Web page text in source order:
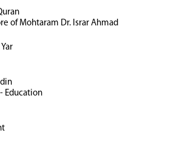
of Mohtaram Dr. Israr Ahmad
Education